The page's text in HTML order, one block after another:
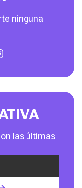
ninguna
las últimas